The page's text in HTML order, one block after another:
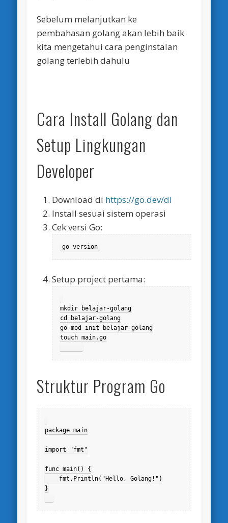
Sebelum melanjutkan ke
pembahasan golang akan lebih baik
kita mengetahui cara penginstalan
golang terlebih dahulu
Cara Install Golang dan
Setup Lingkungan
Developer
Download di https://go.dev/dl
Install sesuai sistem operasi
Cek versi Go:
go version
Setup project pertama:
mkdir belajar-golang
cd belajar-golang
go mod init belajar-golang
touch main.go
Struktur Program Go
package main
import "fmt"
func main() {
    fmt.Println("Hello, Golang!")
}